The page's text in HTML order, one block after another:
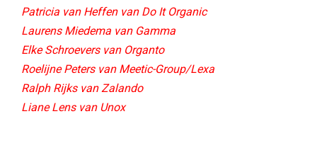
Patricia van Heffen van Do It Organic​
Laurens Miedema van Gamma
Elke Schroevers van Organto
Roelijne Peters van Meetic-Group/Lexa
Ralph Rijks van Zalando
Liane Lens van Unox